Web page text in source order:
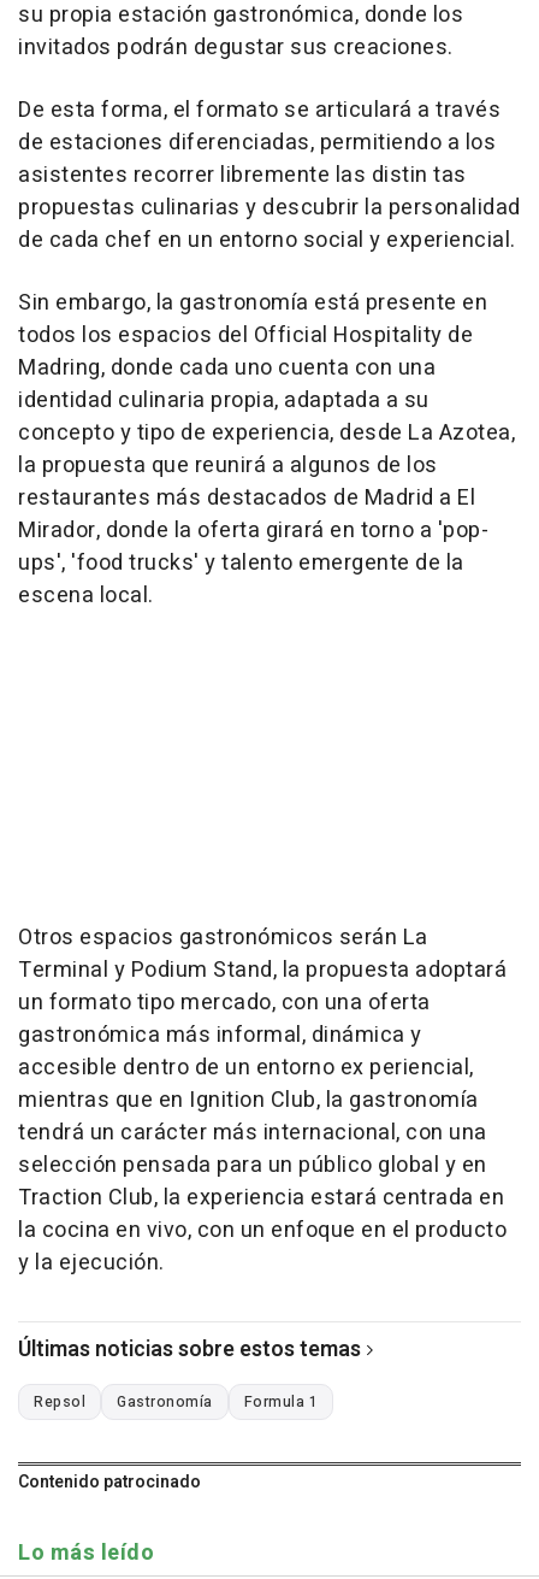
su propia estación gastronómica, donde los
invitados podrán degustar sus creaciones.
De esta forma, el formato se articulará a través
de estaciones diferenciadas, permitiendo a los
asistentes recorrer libremente las distin tas
propuestas culinarias y descubrir la personalidad
de cada chef en un entorno social y experiencial.
Sin embargo, la gastronomía está presente en
todos los espacios del Official Hospitality de
Madring, donde cada uno cuenta con una
identidad culinaria propia, adaptada a su
concepto y tipo de experiencia, desde La Azotea,
la propuesta que reunirá a algunos de los
restaurantes más destacados de Madrid a El
Mirador, donde la oferta girará en torno a 'pop-
ups', 'food trucks' y talento emergente de la
escena local.
Otros espacios gastronómicos serán La
Terminal y Podium Stand, la propuesta adoptará
un formato tipo mercado, con una oferta
gastronómica más informal, dinámica y
accesible dentro de un entorno ex periencial,
mientras que en Ignition Club, la gastronomía
tendrá un carácter más internacional, con una
selección pensada para un público global y en
Traction Club, la experiencia estará centrada en
la cocina en vivo, con un enfoque en el producto
y la ejecución.
Últimas noticias sobre estos temas
Repsol Gastronomía Formula 1
Contenido patrocinado
Lo más leído